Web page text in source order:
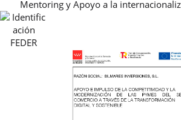
REBAJAS
Mentoring y Apoyo a la